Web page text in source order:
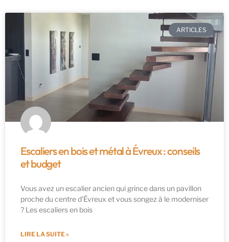
ARTICLES
Escaliers en bois et métal à Évreux : conseils
et budget
Vous avez un escalier ancien qui grince dans un pavillon
proche du centre d’Évreux et vous songez à le moderniser
? Les escaliers en bois
LIRE LA SUITE »